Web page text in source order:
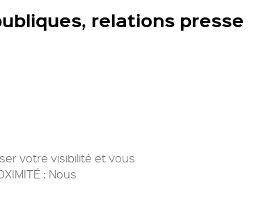
relations presse
votre visibilité et vous
: Nous